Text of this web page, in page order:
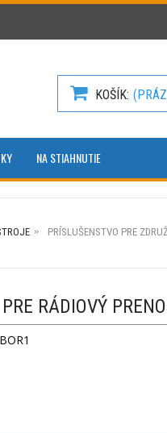
KOŠÍK
NA STIAHNUTIE
PRÍSLUŠENSTVO PRE
RÁDIOVÝ